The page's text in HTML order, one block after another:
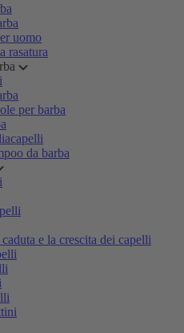
uomo
rasatura
per barba
da barba
e la crescita dei capelli